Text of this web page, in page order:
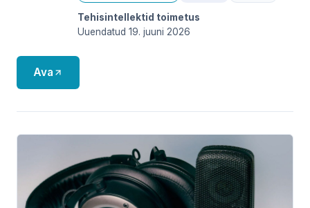
Tehisintellektid toimetus
Uuendatud 19. juuni 2026
Ava